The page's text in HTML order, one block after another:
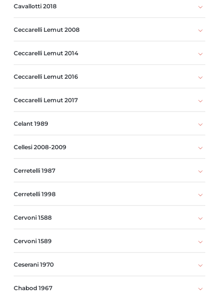
Cavallotti 2018
Ceccarelli Lemut 2008
Ceccarelli Lemut 2014
Ceccarelli Lemut 2016
Ceccarelli Lemut 2017
Celant 1989
Cellesi 2008-2009
Cerretelli 1987
Cerretelli 1998
Cervoni 1588
Cervoni 1589
Ceserani 1970
Chabod 1967